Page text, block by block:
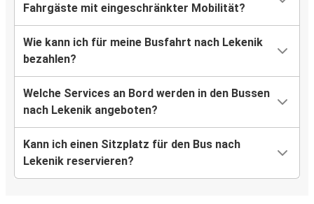
Fahrgäste mit eingeschränkter Mobilität?
Wie kann ich für meine Busfahrt nach Lekenik
bezahlen?
Welche Services an Bord werden in den Bussen
nach Lekenik angeboten?
Kann ich einen Sitzplatz für den Bus nach
Lekenik reservieren?